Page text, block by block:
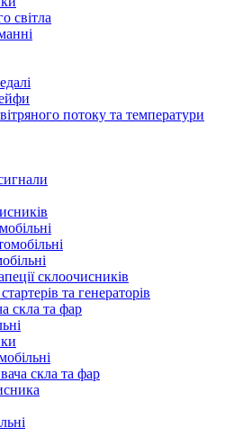
світла
потоку та температури
склоочисників
та генераторів
скла та фар
скла та фар